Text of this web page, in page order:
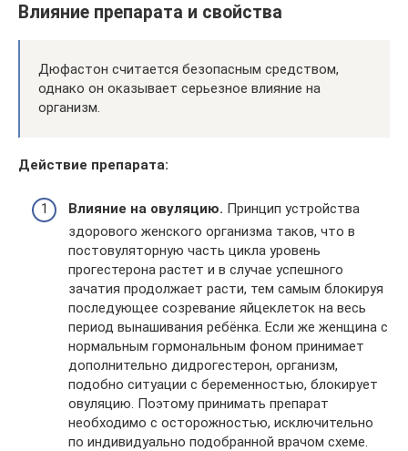
Влияние препарата и свойства
Дюфастон считается безопасным средством,
однако он оказывает серьезное влияние на
организм.
Действие препарата:
Влияние на овуляцию. Принцип устройства
здорового женского организма таков, что в
постовуляторную часть цикла уровень
прогестерона растет и в случае успешного
зачатия продолжает расти, тем самым блокируя
последующее созревание яйцеклеток на весь
период вынашивания ребёнка. Если же женщина с
нормальным гормональным фоном принимает
дополнительно дидрогестерон, организм,
подобно ситуации с беременностью, блокирует
овуляцию. Поэтому принимать препарат
необходимо с осторожностью, исключительно
по индивидуально подобранной врачом схеме.